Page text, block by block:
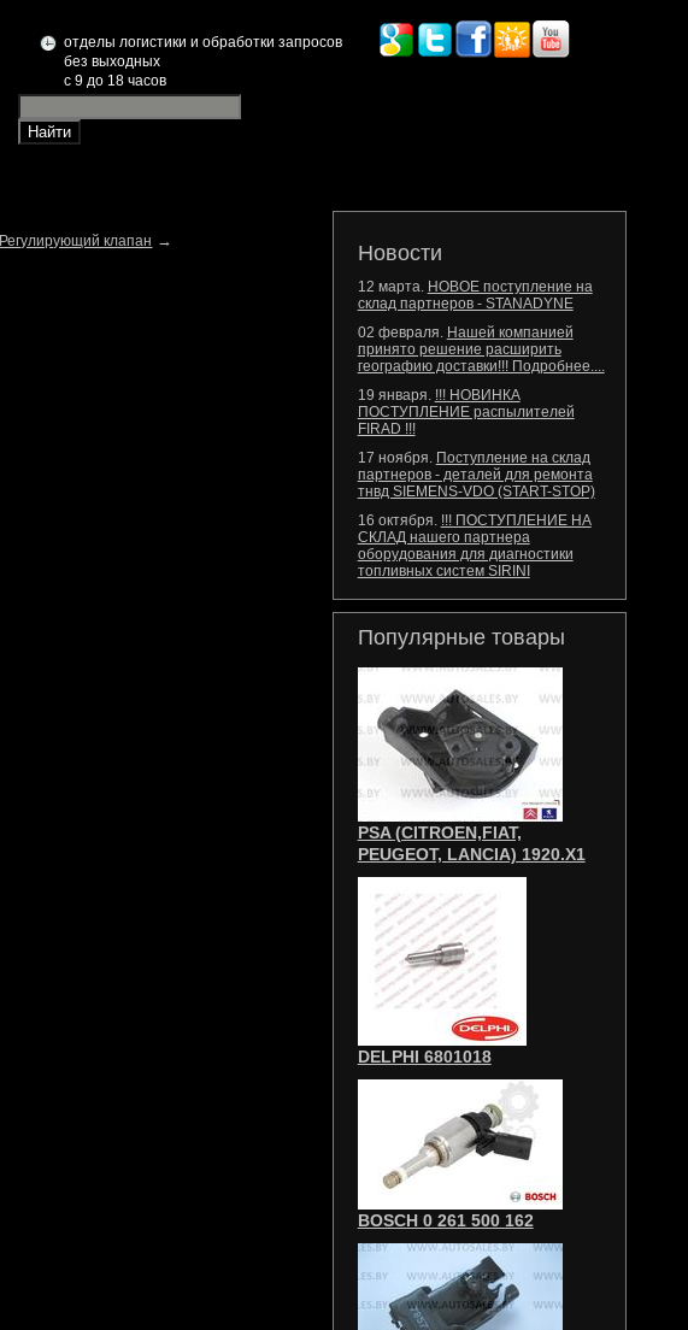
отделы логистики и обработки запросов
без выходных
c 9 до 18 часов
Регулирующий клапан →
Новости
12 марта. НОВОЕ поступление на
склад партнеров - STANADYNE
02 февраля. Нашей компанией
принято решение расширить
географию доставки!!! Подробнее....
19 января. !!! НОВИНКА
ПОСТУПЛЕНИЕ распылителей
FIRAD !!!
17 ноября. Поступление на склад
партнеров - деталей для ремонта
тнвд SIEMENS-VDO (START-STOP)
16 октября. !!! ПОСТУПЛЕНИЕ НА
СКЛАД нашего партнера
оборудования для диагностики
топливных систем SIRINI
Популярные товары
PSA (CITROEN,FIAT,
PEUGEOT, LANCIA) 1920.X1
DELPHI 6801018
BOSCH 0 261 500 162